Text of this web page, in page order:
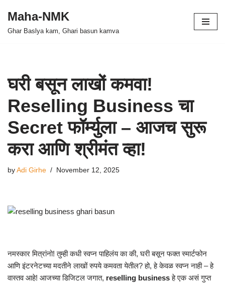
Skip
Maha-NMK
Ghar Baslya kam, Ghari basun kamva
घरी बसून लाखों कमवा!
Reselling Business चा
Secret फॉर्म्युला – आजच सुरू
करा आणि श्रीमंत व्हा!
by Adi Girhe November 12, 2025
नमस्कार मित्रांनो! तुम्ही कधी स्वप्न पाहिलंय का की, घरी बसून फक्त स्मार्टफोन
आणि इंटरनेटच्या मदतीने लाखों रुपये कमवता येतील? हो, हे केवळ स्वप्न नाही – हे
वास्तव आहे! आजच्या डिजिटल जगात, reselling businessहे एक असं गुप्त